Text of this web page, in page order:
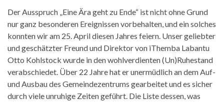
Der Ausspruch „Eine Ära geht zu Ende“ ist nicht ohne Grund
nur ganz besonderen Ereignissen vorbehalten, und ein solches
konnten wir am 25. April diesen Jahres feiern. Unser geliebter
und geschätzter Freund und Direktor von iThemba Labantu
Otto Kohlstock wurde in den wohlverdienten (Un)Ruhestand
verabschiedet. Über 22 Jahre hat er unermüdlich an dem Auf-
und Ausbau des Gemeindezentrums gearbeitet und es sicher
durch viele unruhige Zeiten geführt. Die Liste dessen, was